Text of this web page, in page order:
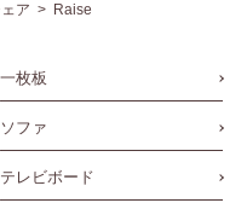
ア Raise
一枚板
ソファ
テレビボード